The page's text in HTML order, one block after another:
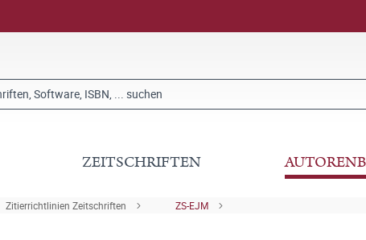
ZEITSCHRIFTEN
Zitierrichtlinien Zeitschriften ZS-EJM